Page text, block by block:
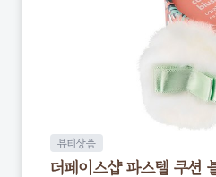
뷰티상품
더페이스샵 파스텔 쿠션